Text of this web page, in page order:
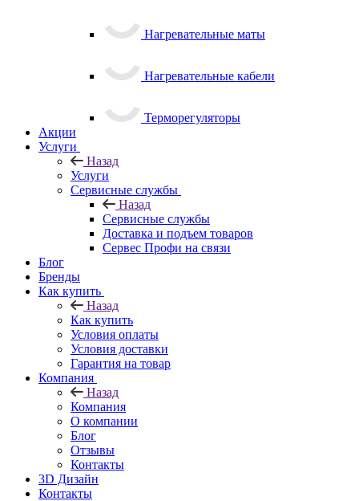
Нагревательные маты
Нагревательные кабели
Терморегуляторы
Акции
Услуги
Назад
Услуги
Сервисные службы
Назад
Сервисные службы
Доставка и подъем товаров
Сервес Профи на связи
Блог
Бренды
Как купить
Назад
Как купить
Условия оплаты
Условия доставки
Гарантия на товар
Компания
Назад
Компания
О компании
Блог
Отзывы
Контакты
3D Дизайн
Контакты